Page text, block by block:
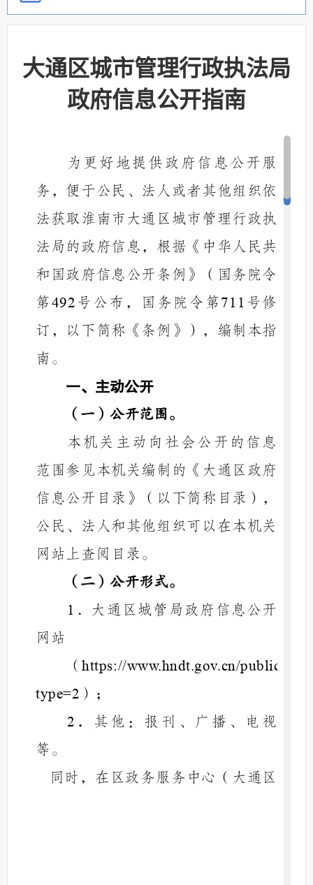
大通区城市管理行政执法局
政府信息公开指南
为更好地提供政府信息公开服
务，便于公民、法人或者其他组织依
法获取淮南市 大通区城市管理行政执
法局 的政府信息，根据《中华人民共
和国政府信息公开条例》（国务院令
第492 号公布，国务院令第711 号修
订，以下简称《条例》），编制本指
南。
一、主动公开
（一）公开范围。
本机关主动向社会公开的信息
范围参见本机关编制的 《 大通区政府
信息公开目录 》
（以下简称目录），
公民、法人和其他组织可以在本机关
网站上查阅目录。
（二）公开形式。
1 ．
大通区城管局政府信息公开
网站
（https://www.hndt.gov.cn/public/
type=2 ）；
2． 其他：报刊、广播、电视
等。
同时，在区政务服务中心（大通区